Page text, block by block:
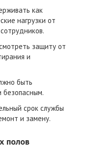
как
нагрузки от
защиту от
и
быть
безопасным.
срок службы
и замену.
полов